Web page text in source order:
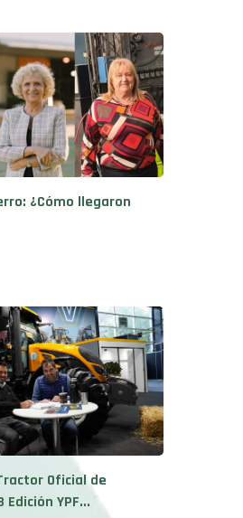
¿Cómo llegaron
Oficial de
Edición YPF...